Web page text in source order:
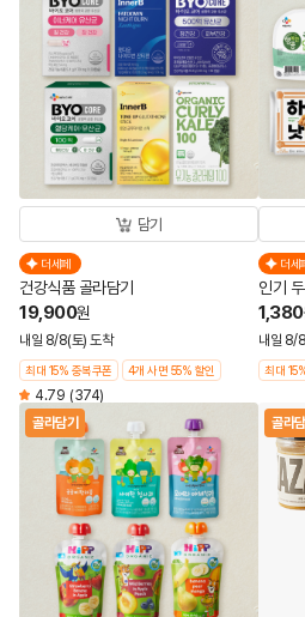
담기
더세페
건강식품 골라담기
19,900원
내일 8/8(토) 도착
최대 15% 중복쿠폰 4개 사면 55% 할인
4.79 (374)
더세
인기
1,380
내일 8/
최대
골라담기 골라